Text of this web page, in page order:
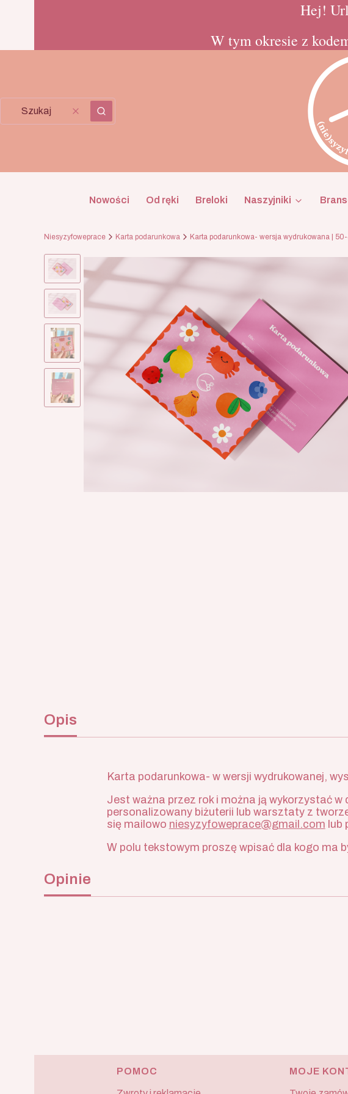
Hej!
W tym okresie z
WyczyśćSzukaj
Nowości Od ręki Breloki Naszyjniki
Niesyzyfoweprace Karta podarunkowa Karta podarunkowa- wersja wydrukowana |
Opis
Karta podarunkowa- w wersji wydrukowanej,
Jest ważna przez rok i można ją wykorzystać
personalizowany biżuterii lub warsztaty z
się mailowo niesyzyfoweprace@gmail.com
W polu tekstowym proszę wpisać dla kogo ma
Opinie
Linki w stopce
POMOC MOJE